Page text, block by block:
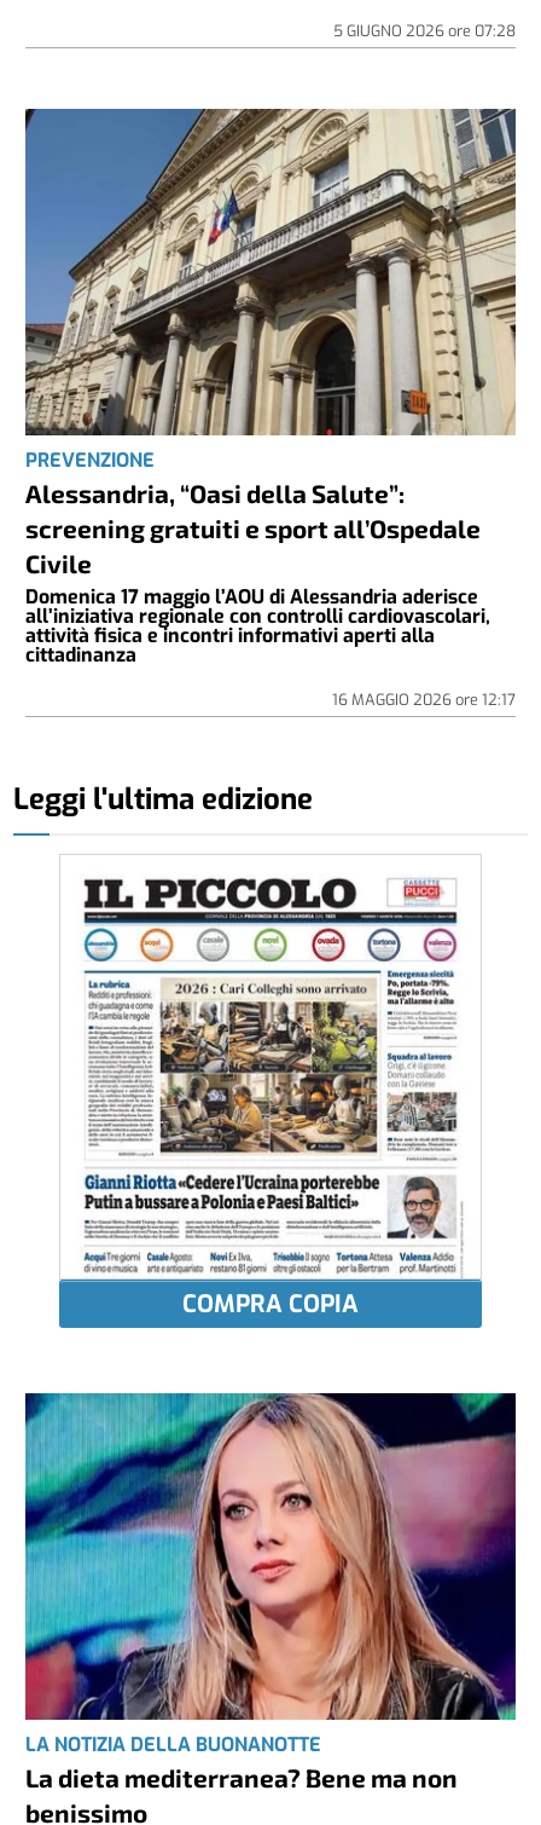
5 GIUGNO 2026ore 07:28
PREVENZIONE
Alessandria, “Oasi della Salute”:
screening gratuiti e sport all’Ospedale
Civile
Domenica 17 maggio l’AOU di Alessandria aderisce
all’iniziativa regionale con controlli cardiovascolari,
attività fisica e incontri informativi aperti alla
cittadinanza
16 MAGGIO 2026ore 12:17
Leggi l'ultima edizione
COMPRA COPIA
LA NOTIZIA DELLA BUONANOTTE
La dieta mediterranea? Bene ma non
benissimo